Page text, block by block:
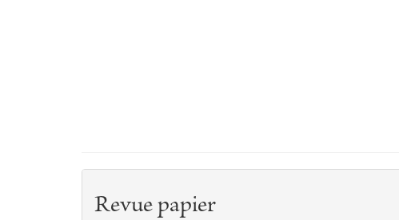
Revue papier